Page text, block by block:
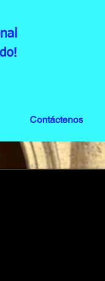
Contáctenos